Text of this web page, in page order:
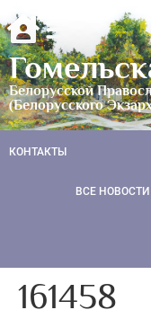
Белорусской
(Белорусского
КОНТАКТЫ
ВСЕ НОВОСТИ
161458